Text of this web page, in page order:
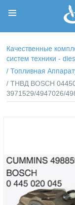
Качественные
систем техники -
/Топливная
/ ТНВД BOSCH
3971529/4947026/